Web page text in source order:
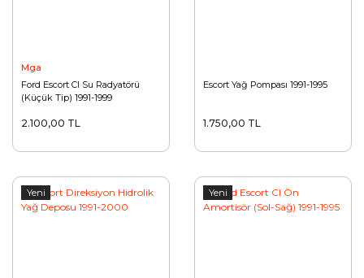
Mga
Ford Escort Cl Su Radyatörü
(Küçük Tip) 1991-1999
2.100,00 TL
Escort Yağ Pompası 1991-1995
1.750,00 TL
Yeni Yeni